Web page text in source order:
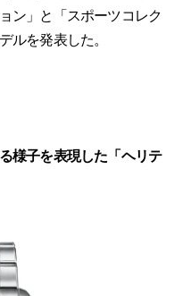
ン」と「スポーツコレク
ルを発表した。
様子を表現した「ヘリテ